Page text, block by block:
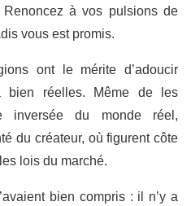
à vos pulsions de
vous est promis.
ont le mérite d’adoucir
bien réelles. Même de les
inversée du monde réel,
du créateur, où figurent côte
lois du marché.
bien compris : il n’y a